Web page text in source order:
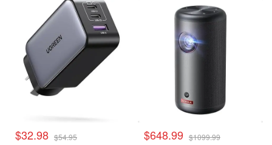
$32.98 $54.95 $648.99 $1099.99